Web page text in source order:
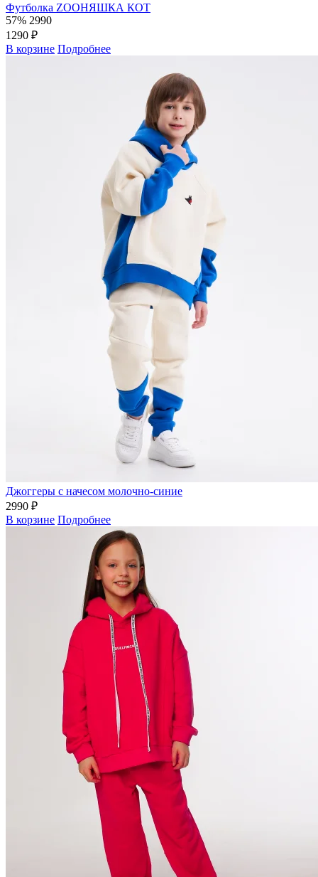
Футболка ZOOНЯШКА КОТ
57% 2990
1290 ₽
В корзине Подробнее
Джоггеры с начесом молочно-синие
2990 ₽
В корзине Подробнее